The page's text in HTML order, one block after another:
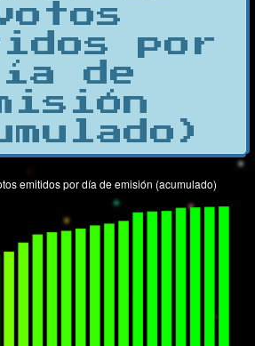
por
de